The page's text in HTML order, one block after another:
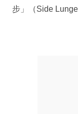
步」（Side